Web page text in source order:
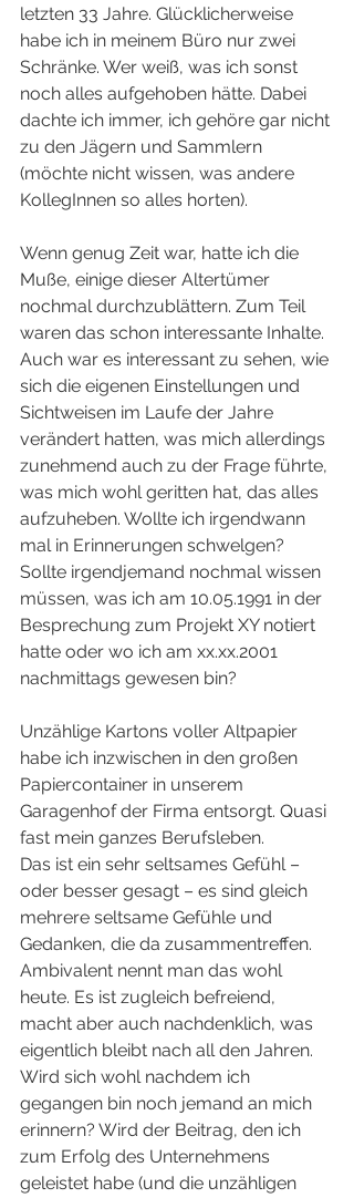
letzten 33 Jahre. Glücklicherweise
habe ich in meinem Büro nur zwei
Schränke. Wer weiß, was ich sonst
noch alles aufgehoben hätte. Dabei
dachte ich immer, ich gehöre gar nicht
zu den Jägern und Sammlern
(möchte nicht wissen, was andere
KollegInnen so alles horten).
Wenn genug Zeit war, hatte ich die
Muße, einige dieser Altertümer
nochmal durchzublättern. Zum Teil
waren das schon interessante Inhalte.
Auch war es interessant zu sehen, wie
sich die eigenen Einstellungen und
Sichtweisen im Laufe der Jahre
verändert hatten, was mich allerdings
zunehmend auch zu der Frage führte,
was mich wohl geritten hat, das alles
aufzuheben. Wollte ich irgendwann
mal in Erinnerungen schwelgen?
Sollte irgendjemand nochmal wissen
müssen, was ich am 10.05.1991 in der
Besprechung zum Projekt XY notiert
hatte oder wo ich am xx.xx.2001
nachmittags gewesen bin?
Unzählige Kartons voller Altpapier
habe ich inzwischen in den großen
Papiercontainer in unserem
Garagenhof der Firma entsorgt. Quasi
fast mein ganzes Berufsleben.
Das ist ein sehr seltsames Gefühl –
oder besser gesagt – es sind gleich
mehrere seltsame Gefühle und
Gedanken, die da zusammentreffen.
Ambivalent nennt man das wohl
heute. Es ist zugleich befreiend,
macht aber auch nachdenklich, was
eigentlich bleibt nach all den Jahren.
Wird sich wohl nachdem ich
gegangen bin noch jemand an mich
erinnern? Wird der Beitrag, den ich
zum Erfolg des Unternehmens
geleistet habe (und die unzähligen